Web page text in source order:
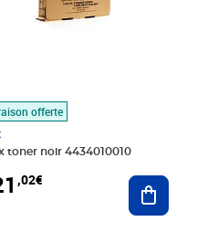
offerte
toner noir 4434010010
,02€ Ajouter